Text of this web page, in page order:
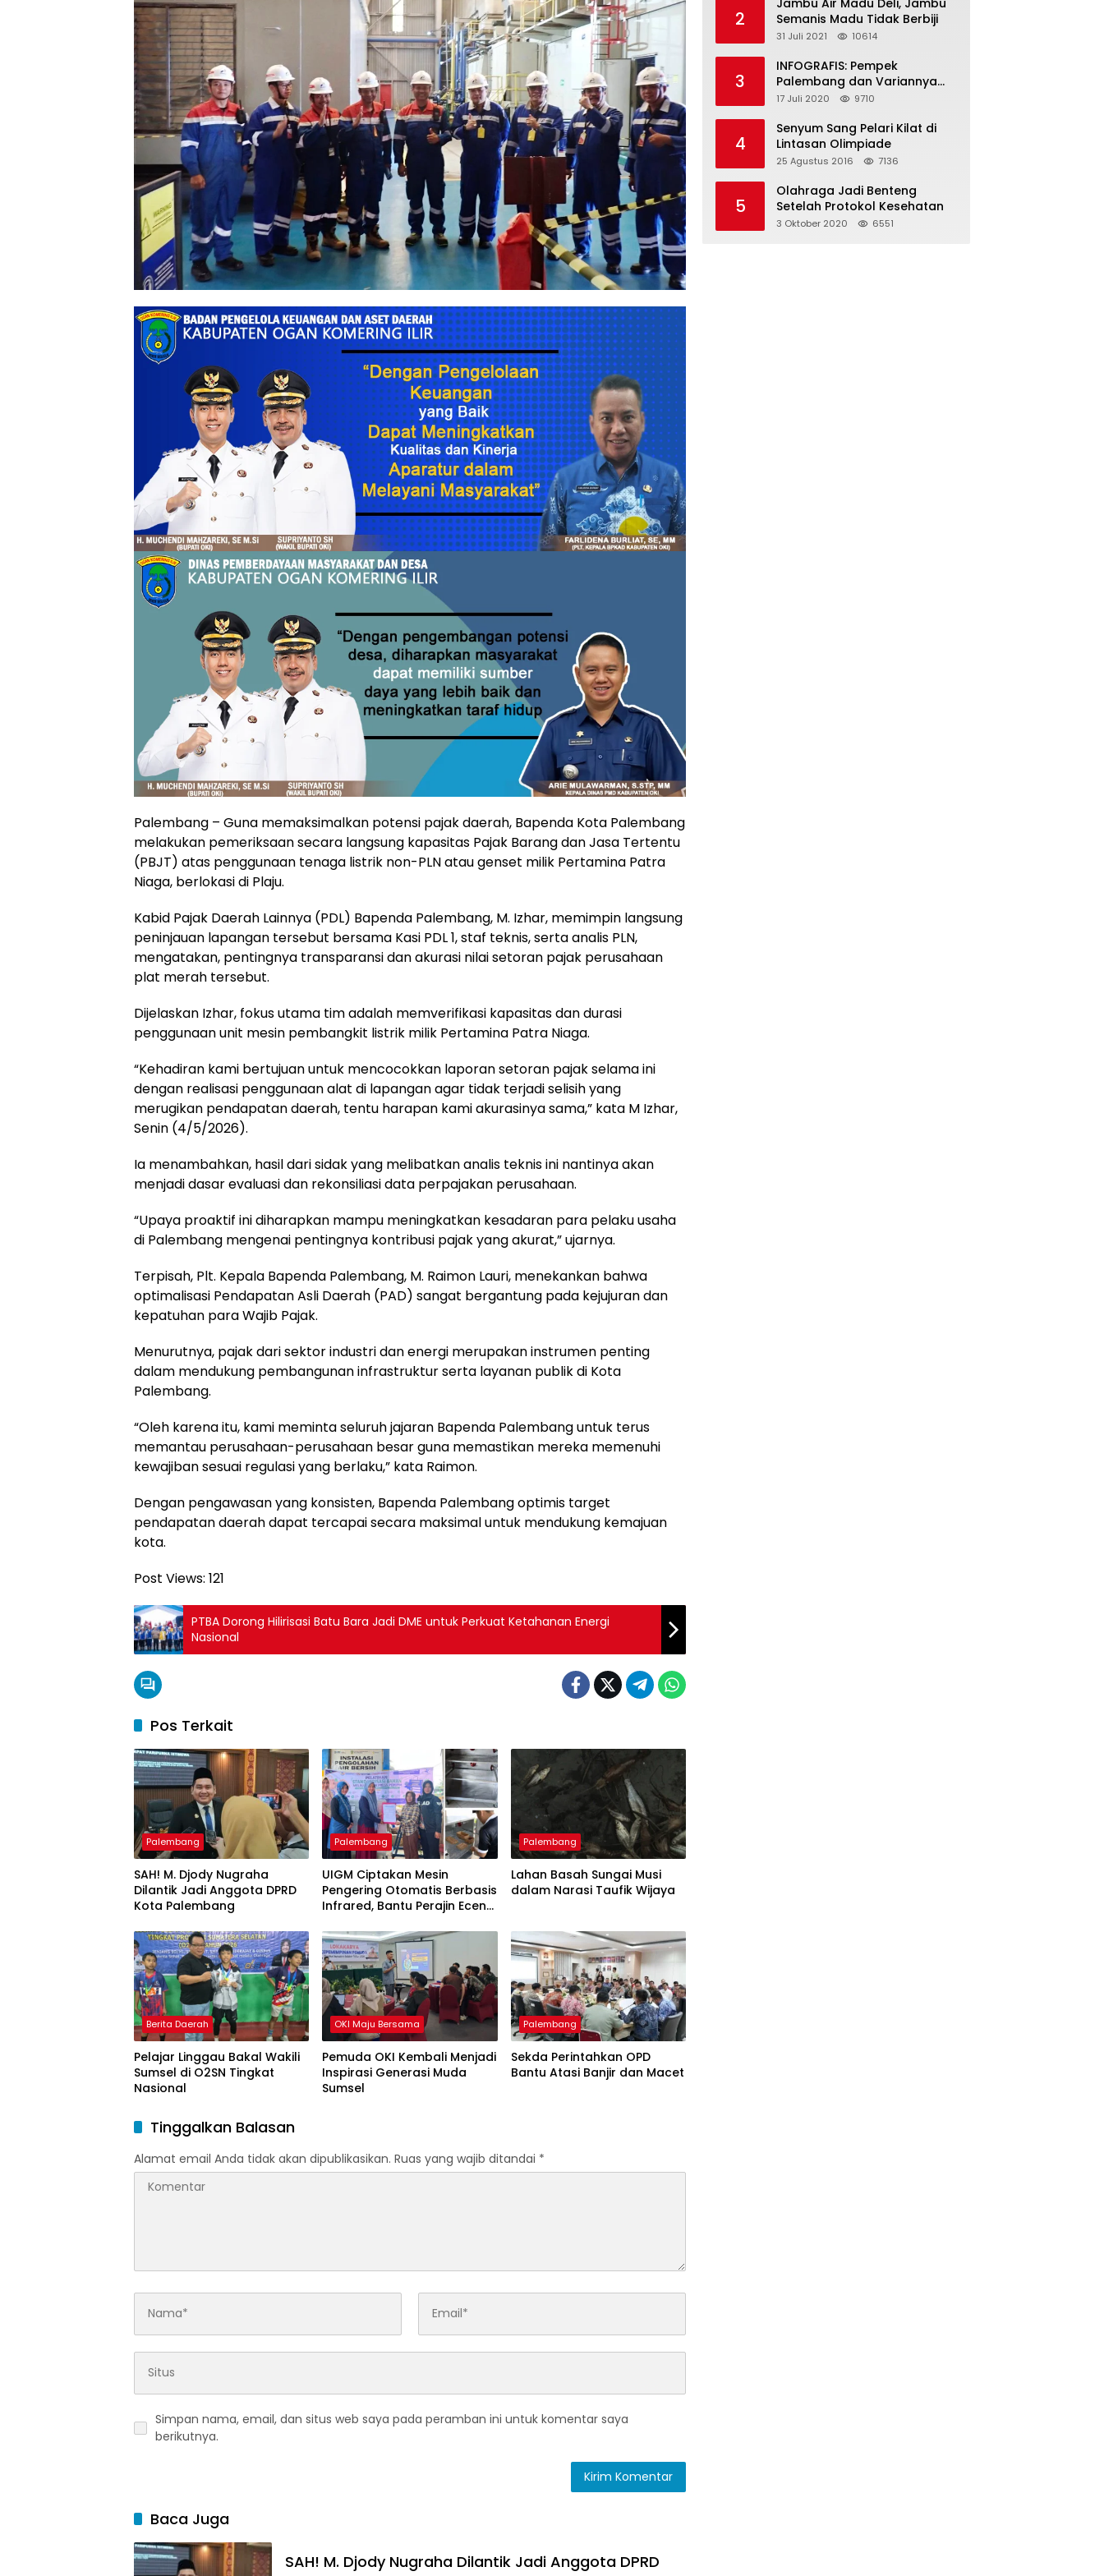
Palembang – Guna memaksimalkan potensi pajak daerah, Bapenda Kota Palembang
melakukan pemeriksaan secara langsung kapasitas Pajak Barang dan Jasa Tertentu
(PBJT) atas penggunaan tenaga listrik non-PLN atau genset milik Pertamina Patra
Niaga, berlokasi di Plaju.
Kabid Pajak Daerah Lainnya (PDL) Bapenda Palembang, M. Izhar, memimpin langsung
peninjauan lapangan tersebut bersama Kasi PDL 1, staf teknis, serta analis PLN,
mengatakan, pentingnya transparansi dan akurasi nilai setoran pajak perusahaan
plat merah tersebut.
Dijelaskan Izhar, fokus utama tim adalah memverifikasi kapasitas dan durasi
penggunaan unit mesin pembangkit listrik milik Pertamina Patra Niaga.
“Kehadiran kami bertujuan untuk mencocokkan laporan setoran pajak selama ini
dengan realisasi penggunaan alat di lapangan agar tidak terjadi selisih yang
merugikan pendapatan daerah, tentu harapan kami akurasinya sama,” kata M Izhar,
Senin (4/5/2026).
Ia menambahkan, hasil dari sidak yang melibatkan analis teknis ini nantinya akan
menjadi dasar evaluasi dan rekonsiliasi data perpajakan perusahaan.
“Upaya proaktif ini diharapkan mampu meningkatkan kesadaran para pelaku usaha
di Palembang mengenai pentingnya kontribusi pajak yang akurat,” ujarnya.
Terpisah, Plt. Kepala Bapenda Palembang, M. Raimon Lauri, menekankan bahwa
optimalisasi Pendapatan Asli Daerah (PAD) sangat bergantung pada kejujuran dan
kepatuhan para Wajib Pajak.
Menurutnya, pajak dari sektor industri dan energi merupakan instrumen penting
dalam mendukung pembangunan infrastruktur serta layanan publik di Kota
Palembang.
“Oleh karena itu, kami meminta seluruh jajaran Bapenda Palembang untuk terus
memantau perusahaan-perusahaan besar guna memastikan mereka memenuhi
kewajiban sesuai regulasi yang berlaku,” kata Raimon.
Dengan pengawasan yang konsisten, Bapenda Palembang optimis target
pendapatan daerah dapat tercapai secara maksimal untuk mendukung kemajuan
kota.
Post Views: 121
PTBA Dorong Hilirisasi Batu Bara Jadi DME untuk Perkuat Ketahanan Energi
Nasional
Pos Terkait
Palembang
SAH! M. Djody Nugraha
Dilantik Jadi Anggota DPRD
Kota Palembang
Palembang
UIGM Ciptakan Mesin
Pengering Otomatis Berbasis
Infrared, Bantu Perajin Eceng
Palembang
Lahan Basah Sungai Musi
dalam Narasi Taufik Wijaya
Berita Daerah
Pelajar Linggau Bakal Wakili
Sumsel di O2SN Tingkat
Nasional
OKI Maju Bersama
Pemuda OKI Kembali Menjadi
Inspirasi Generasi Muda
Sumsel
Palembang
Sekda Perintahkan OPD
Bantu Atasi Banjir dan Macet
Tinggalkan Balasan
Alamat email Anda tidak akan dipublikasikan. Ruas yang wajib ditandai *
Simpan nama, email, dan situs web saya pada peramban ini untuk komentar saya
berikutnya.
Baca Juga
SAH! M. Djody Nugraha Dilantik Jadi Anggota DPRD
2
Jambu Air Madu Deli, Jambu
Semanis Madu Tidak Berbiji
31 Juli 2021 10614
3
INFOGRAFIS: Pempek
Palembang dan Variannya
yang Melegenda
17 Juli 2020 9710
4
Senyum Sang Pelari Kilat di
Lintasan Olimpiade
25 Agustus 2016 7136
5
Olahraga Jadi Benteng
Setelah Protokol Kesehatan
3 Oktober 2020 6551